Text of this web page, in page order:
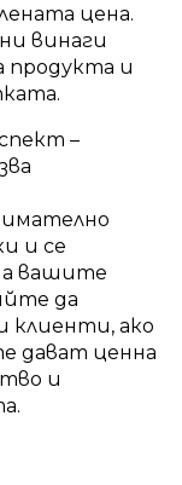
цена.
винаги
продукта и
–
и се
вашите
да
клиенти, ако
дават ценна
и